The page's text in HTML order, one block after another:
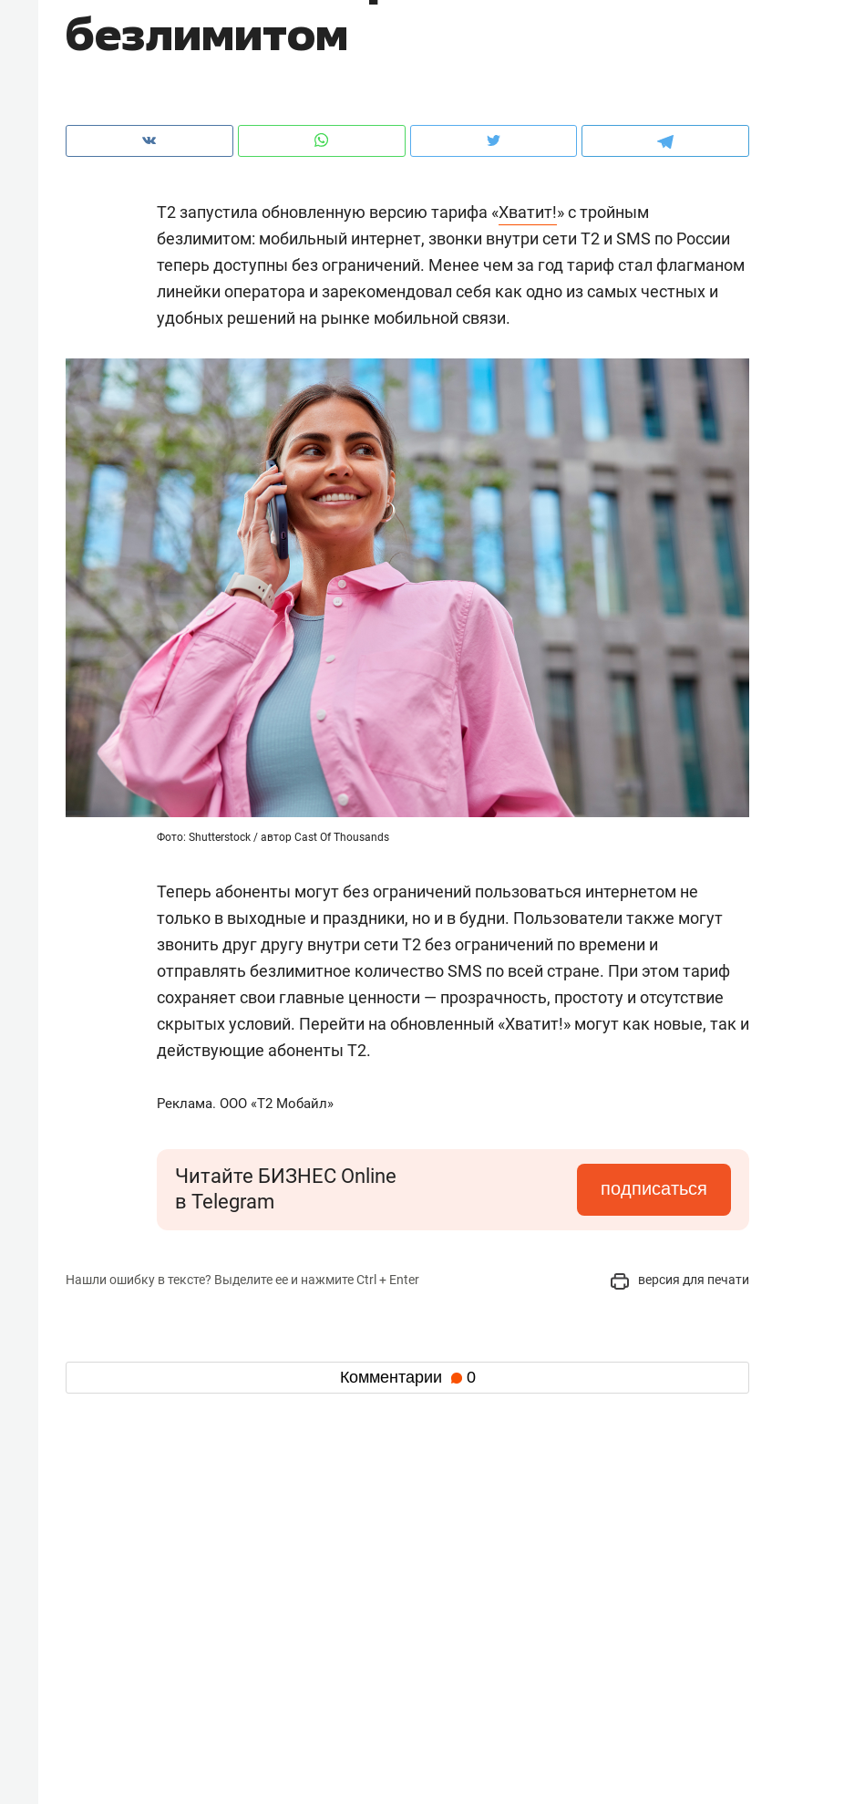
безлимитом
T2 запустила обновленную версию тарифа «Хватит!» с тройным
безлимитом: мобильный интернет, звонки внутри сети Т2 и SMS по России
теперь доступны без ограничений. Менее чем за год тариф стал флагманом
линейки оператора и зарекомендовал себя как одно из самых честных и
удобных решений на рынке мобильной связи.
Фото: Shutterstock / автор Cast Of Thousands
Теперь абоненты могут без ограничений пользоваться интернетом не
только в выходные и праздники, но и в будни. Пользователи также могут
звонить друг другу внутри сети Т2 без ограничений по времени и
отправлять безлимитное количество SMS по всей стране. При этом тариф
сохраняет свои главные ценности — прозрачность, простоту и отсутствие
скрытых условий. Перейти на обновленный «Хватит!» могут как новые, так и
действующие абоненты Т2.
Реклама. ООО «Т2 Мобайл»
Читайте БИЗНЕС Online
в Telegram
подписаться
Нашли ошибку в тексте? Выделите ее и нажмите Ctrl + Enter версия для печати
Комментарии 0
чем интересен Оман?
Рекомендуем
Как ГК «МИР ГРУПП» и ВТБ
создают оазис жилого
комфорта под Казанью
150 камер до квартиры и Face
ID вместо ключа: какой будет
безопасность в ЖК «Нова»
Опыт выживания в дикой
природе, работа
с ментальным и физическим
состоянием как основа
антихрупких команд